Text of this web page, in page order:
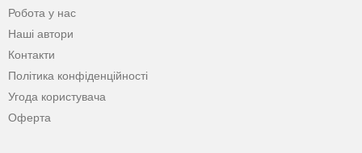
Робота у нас
Наші автори
Контакти
Політика конфіденційності
Угода користувача
Оферта